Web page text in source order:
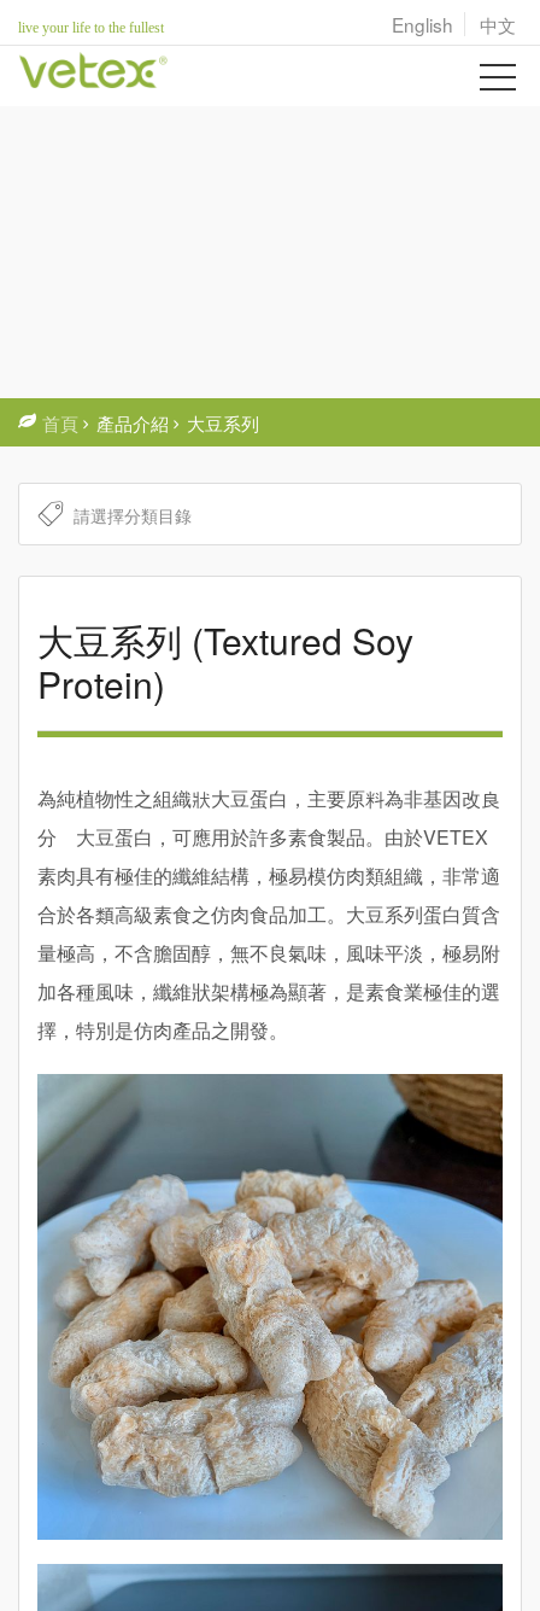
live your life to the fullest English 中文
首頁 產品介紹 大豆系列
大豆系列 (Textured Soy
Protein)
為純植物性之組織狀大豆蛋白，主要原料為非基因改良
分離大豆蛋白，可應用於許多素食製品。由於VETEX
素肉具有極佳的纖維結構，極易模仿肉類組織，非常適
合於各類高級素食之仿肉食品加工。大豆系列蛋白質含
量極高，不含膽固醇，無不良氣味，風味平淡，極易附
加各種風味，纖維狀架構極為顯著，是素食業極佳的選
擇，特別是仿肉產品之開發。